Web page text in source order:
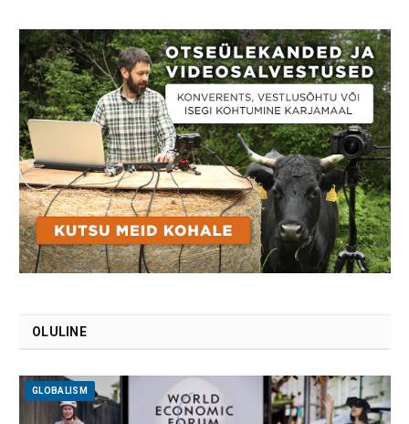
OLULINE
GLOBALISM